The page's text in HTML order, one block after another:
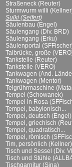
Straßeneck (Reuter)
Sturmwurm willi
Sulki (Seifert)
Säulenbau (Engel)
Säulengang (Div. BRD)
Säulengang (Erku)
Säulenportal
Talbrücke, große
Tankstelle (Reuter)
Tankstelle (VERO)
Tankwagen (And.
Tankwagen (Mentor)
Teigrührmaschine
Tempel (Schowanek)
Tempel in Rosa
Tempel, babylonisch...
Tempel, deutsch (Engel)
Tempel, griechisch
Tempel, quadratisch...
Tempel, römisch
Tim, persönlich (Kellner)
Tisch und Sessel (Div.
Tisch und Stühle
Tischgarnitur (Sina)